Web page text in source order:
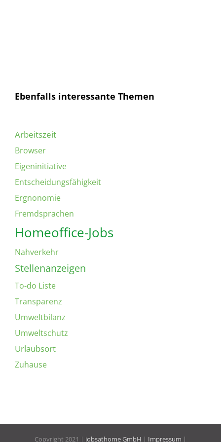
Ebenfalls interessante Themen
Arbeitszeit
Browser
Eigeninitiative
Entscheidungsfähigkeit
Ergnonomie
Fremdsprachen
Homeoffice-Jobs
Nahverkehr
Stellenanzeigen
To-do Liste
Transparenz
Umweltbilanz
Umweltschutz
Urlaubsort
Zuhause
Copyright 2021 | jobsathome GmbH | Impressum |